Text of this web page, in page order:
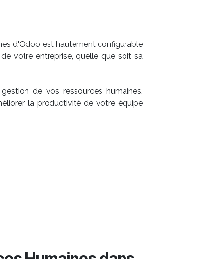
d'Odoo est hautement configurable
votre entreprise, quelle que soit sa
de vos ressources humaines,
la productivité de votre équipe